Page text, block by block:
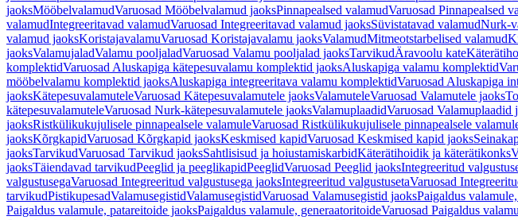
jaoksMööbelvalamudVaruosad Mööbelvalamud jaoksPinnapealsed valamudVaruosad Pinnapealsed
valamudIntegreeritavad valamudVaruosad Integreeritavad valamud jaoksSüvistatavad valamudNurk-
valamud jaoksKoristajavalamuVaruosad Koristajavalamu jaoksValamudMitmeotstarbelised valamud
jaoksValamujaladValamu pooljaladVaruosad Valamu pooljalad jaoksTarvikudÄravoolu kate
komplektidVaruosad Aluskapiga kätepesuvalamu komplektid jaoksAluskapiga valamu komplektid
mööbelvalamu komplektid jaoksAluskapiga integreeritava valamu komplektidVaruosad Aluskapiga
jaoksKätepesuvalamuteleVaruosad Kätepesuvalamutele jaoksValamuteleVaruosad Valamutele jaoks
kätepesuvalamuteleVaruosad Nurk-kätepesuvalamutele jaoksValamuplaadidVaruosad Valamuplaadid
jaoksRistkülikukujulisele pinnapealsele valamuleVaruosad Ristkülikukujulisele pinnapealsele
jaoksKõrgkapidVaruosad Kõrgkapid jaoksKeskmised kapidVaruosad Keskmised kapid jaoks
jaoksTarvikudVaruosad Tarvikud jaoksSahtlisisud ja hoiustamiskarbidKäterätihoidik ja käterätikonks
jaoksTäiendavad tarvikudPeeglid ja peeglikapidPeeglidVaruosad Peeglid jaoksIntegreeritud
valgustusegaVaruosad Integreeritud valgustusega jaoksIntegreeritud valgustusetaVaruosad
tarvikudPistikupesadValamusegistidValamusegistidVaruosad Valamusegistid jaoksPaigaldus
Paigaldus valamule, patareitoide jaoksPaigaldus valamule, generaatoritoideVaruosad Paigaldus